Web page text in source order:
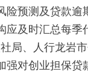
险预测及贷款逾
时汇总每季代
局、人行龙岩市
创业担保贷款